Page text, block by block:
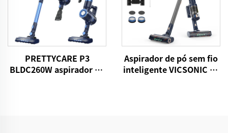
PRETTYCARE P3
BLDC260W aspirador de
Aspirador de pó sem fio
inteligente VICSONIC S7